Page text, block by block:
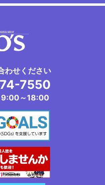
わせください
7550
9:00～18:00